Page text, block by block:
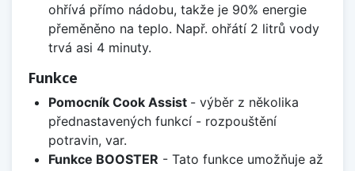
ohřívá přímo nádobu, takže je 90% energie
přeměněno na teplo. Např. ohřátí 2 litrů vody
trvá asi 4 minuty.
Funkce
Pomocník Cook Assist - výběr z několika
přednastavených funkcí - rozpouštění
potravin, var.
Funkce BOOSTER - Tato funkce umožňuje až